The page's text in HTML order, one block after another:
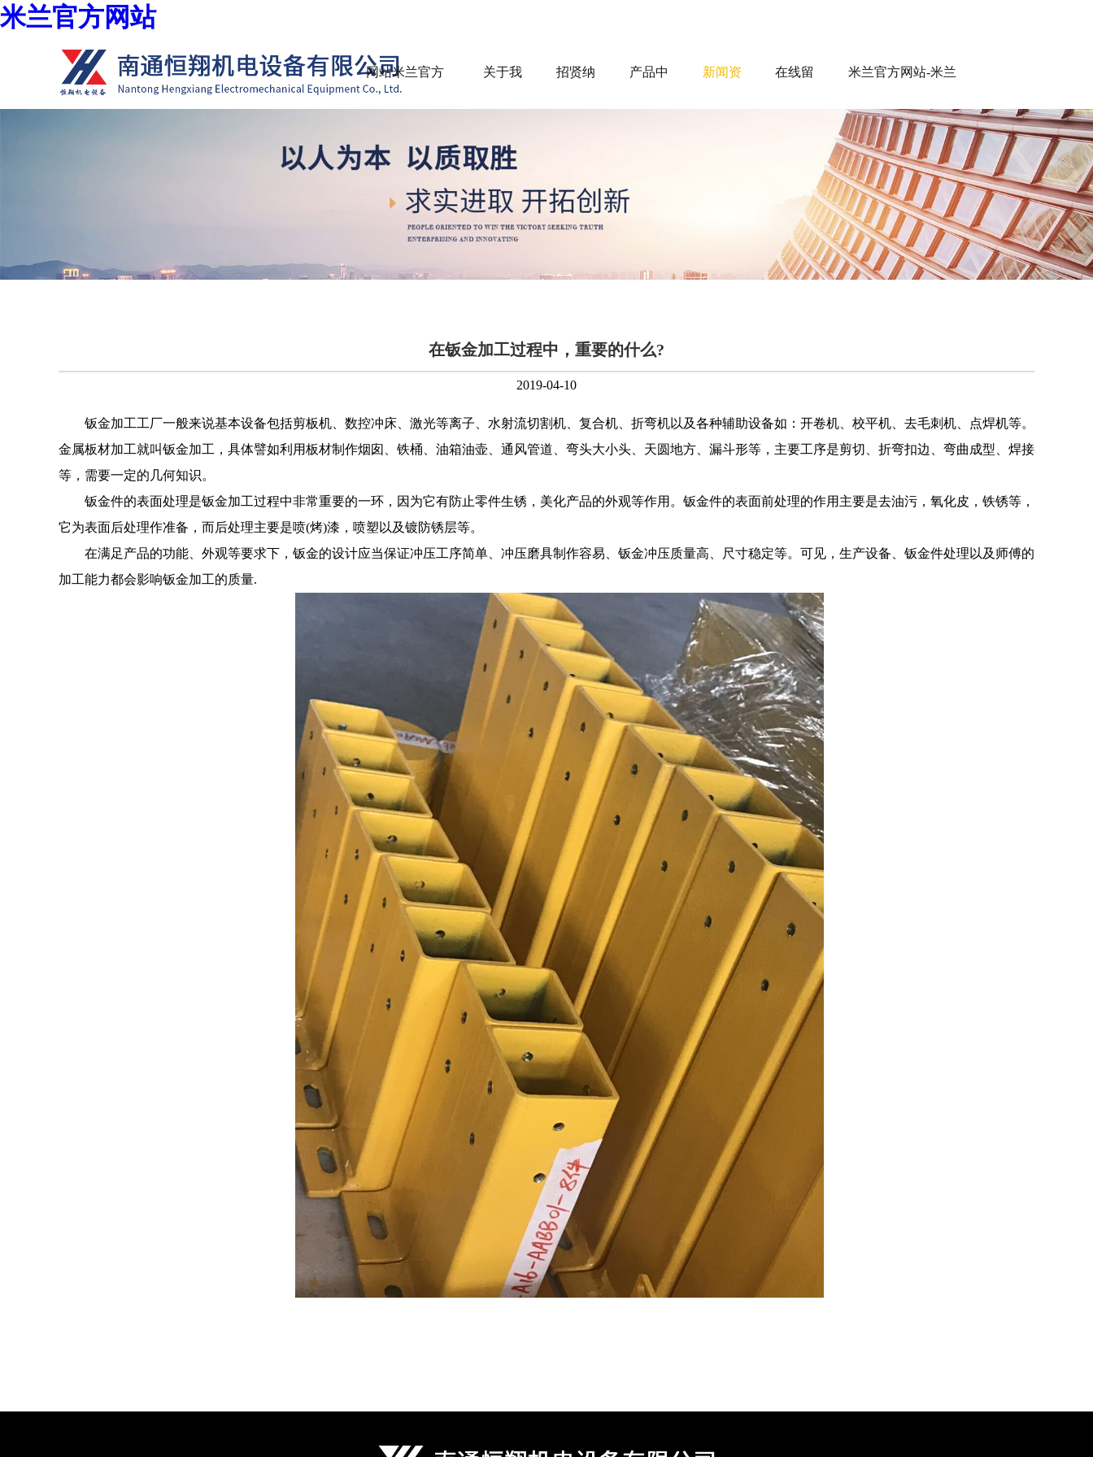
米兰官方网站
网站米兰官方
网站
关于我
们
招贤纳 产品中 新闻资 在线留 米兰官方网站-米兰
MILAN（中国）
在钣金加工过程中，重要的什么?
2019-04-10
钣金加工工厂一般来说基本设备包括剪板机、数控冲床、激光等离子、水射流切割机、复合机、折弯机以及各种辅助设备如：开卷机、校平机、去毛刺机、点焊机等。
金属板材加工就叫钣金加工，具体譬如利用板材制作烟囱、铁桶、油箱油壶、通风管道、弯头大小头、天圆地方、漏斗形等，主要工序是剪切、折弯扣边、弯曲成型、焊接
等，需要一定的几何知识。
钣金件的表面处理是钣金加工过程中非常重要的一环，因为它有防止零件生锈，美化产品的外观等作用。钣金件的表面前处理的作用主要是去油污，氧化皮，铁锈等，
它为表面后处理作准备，而后处理主要是喷(烤)漆，喷塑以及镀防锈层等。
在满足产品的功能、外观等要求下，钣金的设计应当保证冲压工序简单、冲压磨具制作容易、钣金冲压质量高、尺寸稳定等。可见，生产设备、钣金件处理以及师傅的
加工能力都会影响钣金加工的质量.